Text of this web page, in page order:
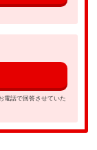
電話で回答させていた